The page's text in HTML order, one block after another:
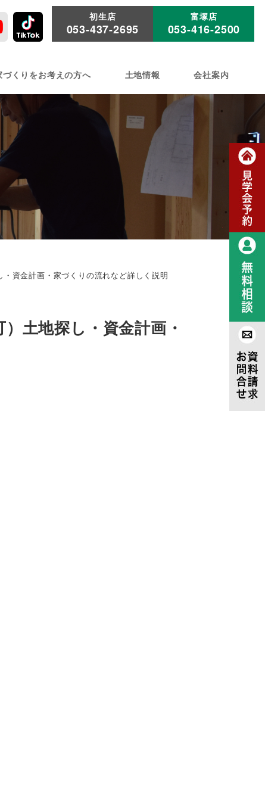
初生店
053-437-2695
富塚店
053-416-2500
づくりをお考えの方へ 土地情報 会社案内
資金計画・家づくりの流れなど詳しく説明
土地探し・資金計画・